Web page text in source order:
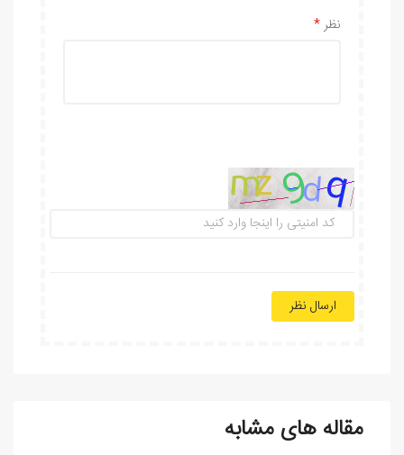
نظر
ارسال نظر
مقاله های مشابه